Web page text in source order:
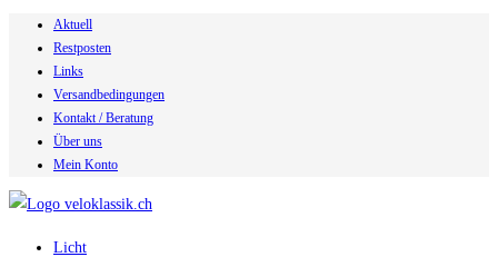
Inhalt
springen
Aktuell
Restposten
Links
Versandbedingungen
Kontakt / Beratung
Über uns
Mein Konto
Licht